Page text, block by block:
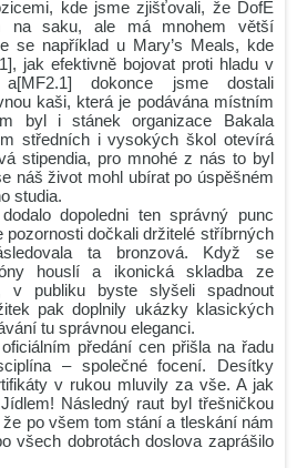
kde jsme zjišťovali, že DofE
na saku, ale má mnohem větší
se například u Mary’s Meals, kde
jak efektivně bojovat proti hladu v
dokonce jsme dostali
kaši, která je podávána místním
byl i stánek organizace Bakala
středních i vysokých škol otevírá
stipendia, pro mnohé z nás to byl
náš život mohl ubírat po úspěšném
studia.
dopoledni ten správný punc
dočkali držitelé stříbrných
ta bronzová. Když se
houslí a ikonická skladba ze
v publiku byste slyšeli spadnout
pak doplnily ukázky klasických
tu správnou eleganci.
předání cen přišla na řadu
– společné focení. Desítky
v rukou mluvily za vše. A jak
Následný raut byl třešničkou
po všem tom stání a tleskání nám
všech dobrotách doslova zaprášilo